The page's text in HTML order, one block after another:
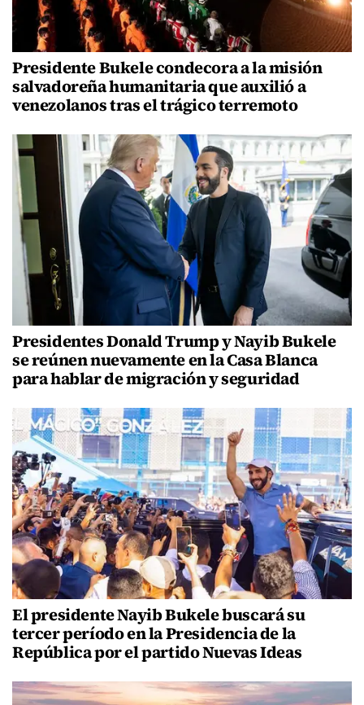
Presidente Bukele condecora a la misión
salvadoreña humanitaria que auxilió a
venezolanos tras el trágico terremoto
Presidentes Donald Trump y Nayib Bukele
se reúnen nuevamente en la Casa Blanca
para hablar de migración y seguridad
El presidente Nayib Bukele buscará su
tercer período en la Presidencia de la
República por el partido Nuevas Ideas